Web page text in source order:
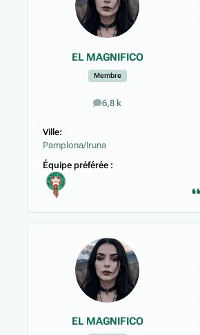
EL MAGNIFICO
Membre
6,8 k
messages
Ville:
Pamplona/Iruna
Équipe préférée :
EL MAGNIFICO